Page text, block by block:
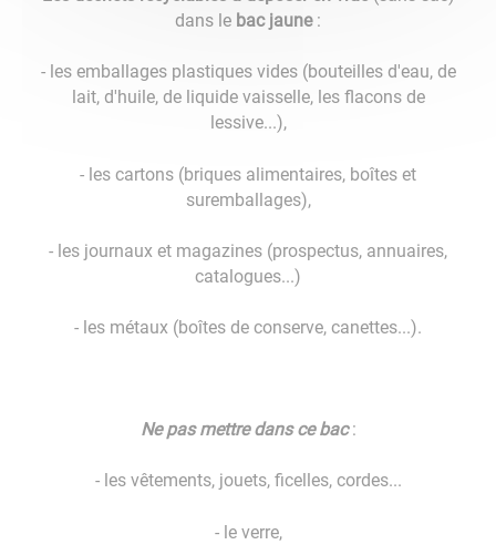
dans le bac jaune:
- les emballages plastiques vides (bouteilles d'eau, de
lait, d'huile, de liquide vaisselle, les flacons de
lessive...),
- les cartons (briques alimentaires, boîtes et
suremballages),
- les journaux et magazines (prospectus, annuaires,
catalogues...)
- les métaux (boîtes de conserve, canettes...).
Ne pas mettre dans ce bac:
- les vêtements, jouets, ficelles, cordes...
- le verre,